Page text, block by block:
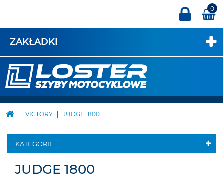
0
ZAKŁADKI
VICTORY JUDGE 1800
KATEGORIE
JUDGE 1800